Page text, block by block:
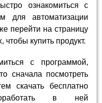
ознакомиться с
для автоматизации
перейти на страницу
купить продукт.
с программой,
сначала посмотреть
скачать бесплатно
в ней